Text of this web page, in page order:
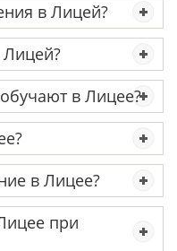
в Лицей?
в Лицее?
в Лицее?
при